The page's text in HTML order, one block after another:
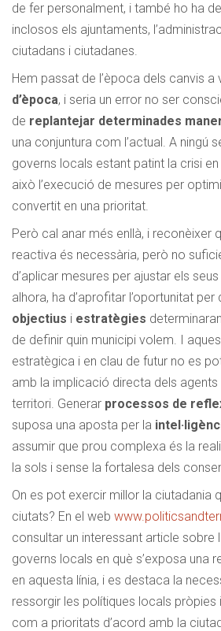
de fer personalment, i també ho ha
inclosos els ajuntaments,
ciutadans i ciutadanes.
Hem passat de l’època dels canvis a
d’època, i seria un error no ser
de replantejar determinades
una conjuntura com l’actual. A ningú
governs locals estant patint la crisi
això l’execució de mesures per
convertit en una prioritat.
Però cal anar més enllà, i reconèixer
reactiva és necessària, però no
d’aplicar mesures per ajustar els
alhora, ha d’aprofitar l’oportunitat per
objectius i estratègies
de definir quin municipi volem. I
estratègica i en clau de futur no es
amb la implicació directa dels
territori. Generar processos de
suposa una aposta per la
assumir que prou complexa és la
la sols i sense la fortalesa dels
On es pot exercir millor la ciutadania
ciutats? En el web
consultar un interessant article sobre
governs locals en què s’exposa una
en aquesta línia, i es destaca la
ressorgir les polítiques locals pròpies
com a prioritats d’acord amb la